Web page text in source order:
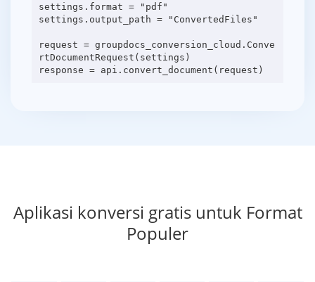
settings.format = "pdf"
settings.output_path = "ConvertedFiles"
request = groupdocs_conversion_cloud.Conve
rtDocumentRequest(settings)
Aplikasi konversi gratis untuk Format
Populer